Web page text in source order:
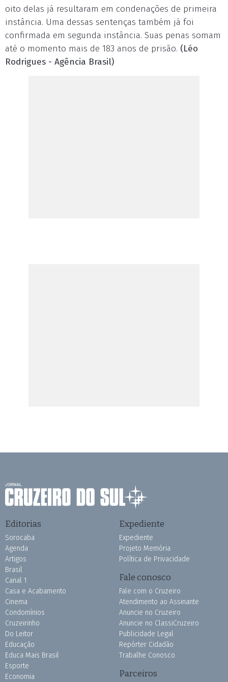
oito delas já resultaram em condenações de primeira
instância. Uma dessas sentenças também já foi
confirmada em segunda instância. Suas penas somam
até o momento mais de 183 anos de prisão. (Léo
Rodrigues - Agência Brasil)
Editorias
Sorocaba
Agenda
Artigos
Brasil
Canal 1
Casa e Acabamento
Cinema
Condomínios
Cruzeirinho
Do Leitor
Educação
Educa Mais Brasil
Esporte
Economia
Expediente
Expediente
Projeto Memória
Política de Privacidade
Fale conosco
Fale com o Cruzeiro
Atendimento ao Assinante
Anuncie no Cruzeiro
Anuncie no ClassiCruzeiro
Publicidade Legal
Repórter Cidadão
Trabalhe Conosco
Parceiros